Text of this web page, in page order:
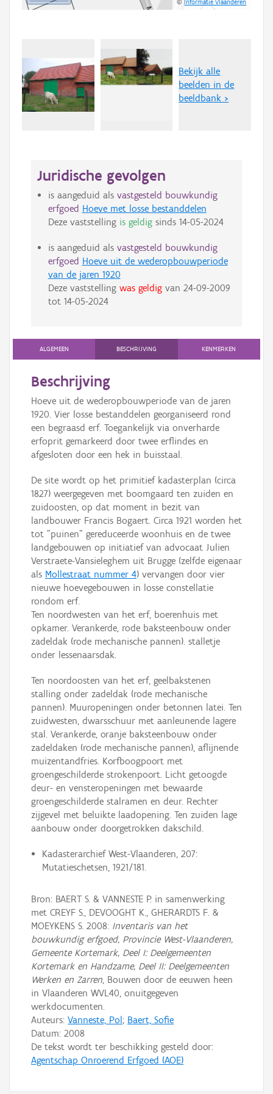
©Informatie Vlaanderen
Bekijk alle
beelden in de
beeldbank >
Juridische gevolgen
is aangeduid als vastgesteld bouwkundig
erfgoed Hoeve met losse bestanddelen
Deze vaststelling is geldigsinds 14-05-2024
is aangeduid als vastgesteld bouwkundig
erfgoed Hoeve uit de wederopbouwperiode
van de jaren 1920
Deze vaststelling was geldigvan 24-09-2009
tot 14-05-2024
ALGEMEEN BESCHRIJVING KENMERKEN
Beschrijving
Hoeve uit de wederopbouwperiode van de jaren
1920. Vier losse bestanddelen georganiseerd rond
een begraasd erf. Toegankelijk via onverharde
erfoprit gemarkeerd door twee erflindes en
afgesloten door een hek in buisstaal.
De site wordt op het primitief kadasterplan (circa
1827) weergegeven met boomgaard ten zuiden en
zuidoosten, op dat moment in bezit van
landbouwer Francis Bogaert. Circa 1921 worden het
tot "puinen" gereduceerde woonhuis en de twee
landgebouwen op initiatief van advocaat Julien
Verstraete-Vansieleghem uit Brugge (zelfde eigenaar
als Mollestraat nummer 4) vervangen door vier
nieuwe hoevegebouwen in losse constellatie
rondom erf.
Ten noordwesten van het erf, boerenhuis met
opkamer. Verankerde, rode baksteenbouw onder
zadeldak (rode mechanische pannen). stalletje
onder lessenaarsdak.
Ten noordoosten van het erf, geelbakstenen
stalling onder zadeldak (rode mechanische
pannen). Muuropeningen onder betonnen latei. Ten
zuidwesten, dwarsschuur met aanleunende lagere
stal. Verankerde, oranje baksteenbouw onder
zadeldaken (rode mechanische pannen), aflijnende
muizentandfries. Korfboogpoort met
groengeschilderde strokenpoort. Licht getoogde
deur- en vensteropeningen met bewaarde
groengeschilderde stalramen en deur. Rechter
zijgevel met beluikte laadopening. Ten zuiden lage
aanbouw onder doorgetrokken dakschild.
Kadasterarchief West-Vlaanderen, 207:
Mutatieschetsen, 1921/181.
Bron: BAERT S. & VANNESTE P. in samenwerking
met CREYF S., DEVOOGHT K., GHERARDTS F. &
MOEYKENS S. 2008: Inventaris van het
bouwkundig erfgoed, Provincie West-Vlaanderen,
Gemeente Kortemark, Deel I: Deelgemeenten
Kortemark en Handzame, Deel II: Deelgemeenten
Werken en Zarren, Bouwen door de eeuwen heen
in Vlaanderen WVL40, onuitgegeven
werkdocumenten.
Auteurs: Vanneste, Pol; Baert, Sofie
Datum: 2008
De tekst wordt ter beschikking gesteld door:
Agentschap Onroerend Erfgoed (AOE)